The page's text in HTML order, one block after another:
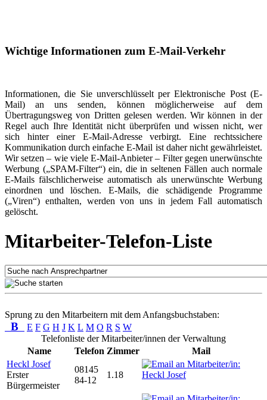
Wichtige Informationen zum E-Mail-Verkehr
Informationen, die Sie unverschlüsselt per Elektronische Post (E-
Mail) an uns senden, können möglicherweise auf dem
Übertragungsweg von Dritten gelesen werden. Wir können in der
Regel auch Ihre Identität nicht überprüfen und wissen nicht, wer
sich hinter einer E-Mail-Adresse verbirgt. Eine rechtssichere
Kommunikation durch einfache E-Mail ist daher nicht gewährleistet.
Wir setzen – wie viele E-Mail-Anbieter – Filter gegen unerwünschte
Werbung („SPAM-Filter“) ein, die in seltenen Fällen auch normale
E-Mails fälschlicherweise automatisch als unerwünschte Werbung
einordnen und löschen. E-Mails, die schädigende Programme
(„Viren“) enthalten, werden von uns in jedem Fall automatisch
gelöscht.
Mitarbeiter-Telefon-Liste
Sprung zu den Mitarbeitern mit dem Anfangsbuchstaben:
B E F G H J K L M O R S W
Telefonliste der Mitarbeiter/innen der Verwaltung
Name
Telefon Zimmer
Mail
Heckl Josef
Erster
Bürgermeister
08145
84-12
1.18